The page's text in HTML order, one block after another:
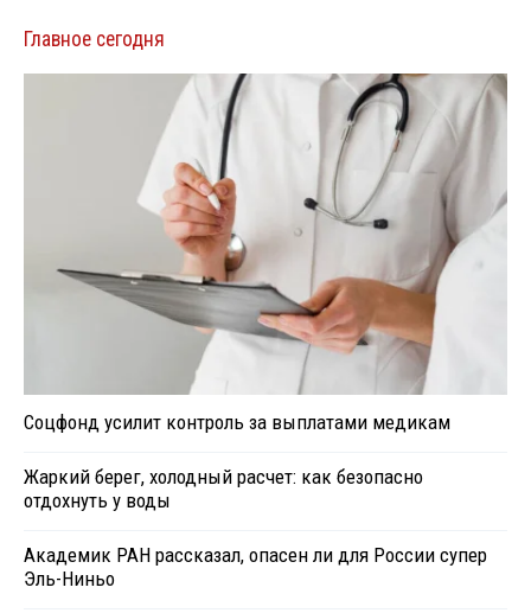
Главное сегодня
Соцфонд усилит контроль за выплатами медикам
Жаркий берег, холодный расчет: как безопасно
отдохнуть у воды
Академик РАН рассказал, опасен ли для России супер
Эль-Ниньо